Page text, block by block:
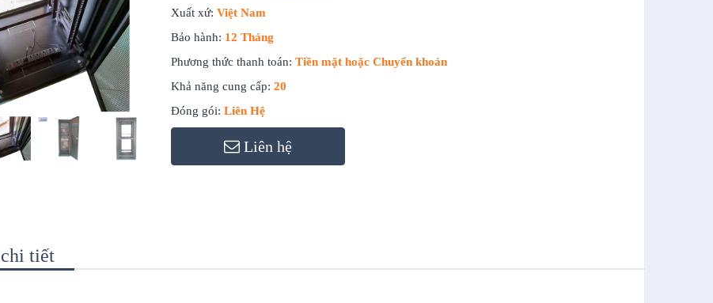
Xuất xứ: Việt Nam
Bảo hành: 12 Tháng
Phương thức thanh toán: Tiền mặt hoặc Chuyển khoản
Khả năng cung cấp: 20
Đóng gói: Liên Hệ
Liên hệ
tiết